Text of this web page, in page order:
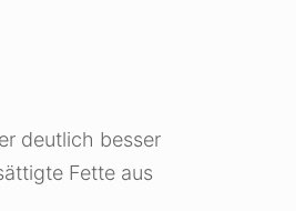
deutlich besser
Fette aus